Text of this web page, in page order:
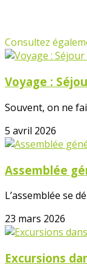
Consultez
Voyage :
Souvent, on ne
5 avril 2026
Assemblée
L’assemblée se
23 mars 2026
Excursions